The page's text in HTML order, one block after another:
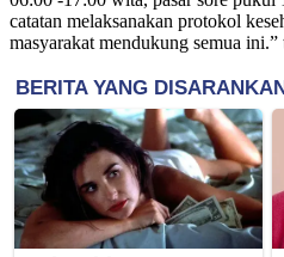
catatan melaksanakan protokol
masyarakat mendukung semua